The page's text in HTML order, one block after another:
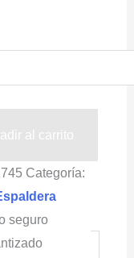
al carrito
Categoría:
seguro